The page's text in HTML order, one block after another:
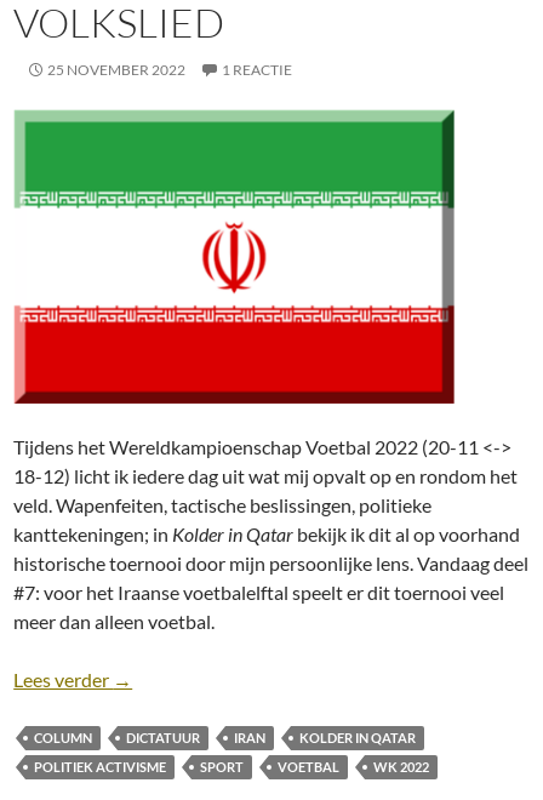
VOLKSLIED
25 NOVEMBER 2022 1 REACTIE
Tijdens het Wereldkampioenschap Voetbal 2022 (20-11 <->
18-12) licht ik iedere dag uit wat mij opvalt op en rondom het
veld. Wapenfeiten, tactische beslissingen, politieke
kanttekeningen; in Kolder in Qatar bekijk ik dit al op voorhand
historische toernooi door mijn persoonlijke lens. Vandaag deel
#7: voor het Iraanse voetbalelftal speelt er dit toernooi veel
meer dan alleen voetbal.
Lees verder Kolder in Qatar (#7): Zwijgen bij het Iraanse
→
COLUMN DICTATUUR IRAN
KOLDER IN QATAR
POLITIEK ACTIVISME
SPORT VOETBAL WK 2022